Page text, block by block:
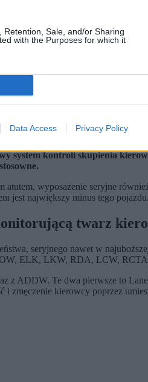
Sale, and/or Sharing
with the Purposes for which it
Data Access Privacy Policy
jego użytkowników.
system kontroli skupienia
atutem, wyposażenie seryjne
jest największy minus tego
twarz
seryjnego nawet w
ELK, LKW, RDA, LCW,
z ADDW. Te dwa pierwsze to
i zmęczenie kierowcy poprzez